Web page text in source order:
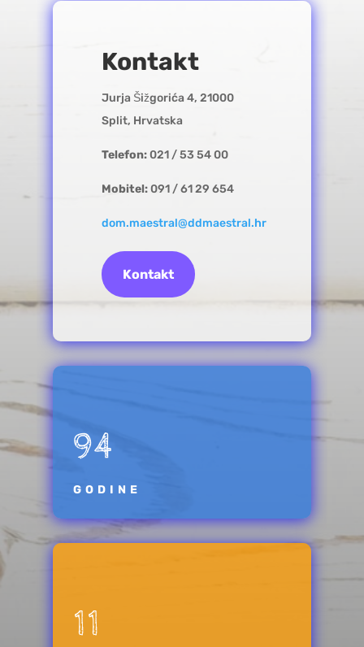
Kontakt
Jurja Šižgorića 4, 21000
Split, Hrvatska
Telefon:021 / 53 54 00
Mobitel:091 / 61 29 654
dom.maestral@ddmaestral.hr
Kontakt
94
GODINE
11